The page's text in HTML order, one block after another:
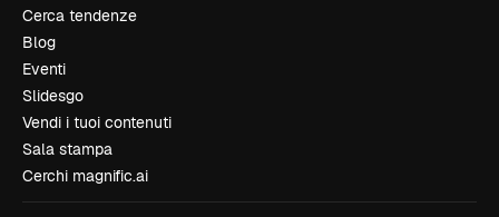
Cerca tendenze
Blog
Eventi
Slidesgo
Vendi i tuoi contenuti
Sala stampa
Cerchi magnific.ai